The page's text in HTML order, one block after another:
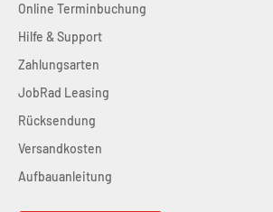
Online Terminbuchung
Hilfe & Support
Zahlungsarten
JobRad Leasing
Rücksendung
Versandkosten
Aufbauanleitung